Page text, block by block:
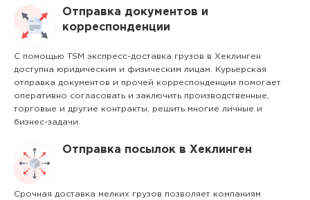
Отправка документов и
корреспонденции
С помощью TSM экспресс-доставка грузов в Хеклинген
доступна юридическим и физическим лицам. Курьерская
отправка документов и прочей корреспонденции помогает
оперативно согласовать и заключить производственные,
торговые и другие контракты, решить многие личные и
бизнес-задачи.
Отправка посылок в Хеклинген
Срочная доставка мелких грузов позволяет компаниям